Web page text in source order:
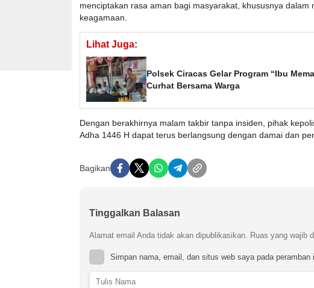
menciptakan rasa aman bagi masyarakat, khususnya dalam
keagamaan.
Lihat Juga:
Polsek Ciracas Gelar Program “Ibu
Curhat Bersama Warga
Dengan berakhirnya malam takbir tanpa insiden, pihak
Adha 1446 H dapat terus berlangsung dengan damai dan
Bagikan
Tinggalkan Balasan
Alamat email Anda tidak akan dipublikasikan. Ruas yang wajib
Simpan nama, email, dan situs web saya pada